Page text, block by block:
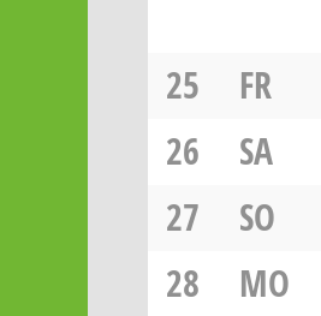
25
FR
26
SA
27
SO
28
MO